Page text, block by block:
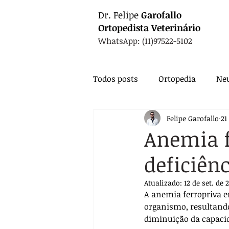
Dr. Felipe Garofallo
Ortopedista Veterinário
WhatsApp: (11)97522-5102
Todos posts Ortopedia
Animais Exóticos
Endocrinologia
Exames
Anemia
Felipe Garofallo
Atualizado: 12 de set. de
A anemia ferropriva
organismo,
diminuição da